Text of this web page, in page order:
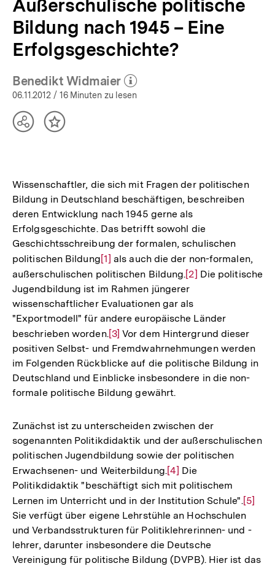
Außerschulische politische
Bildung nach 1945 – Eine
Erfolgsgeschichte?
Benedikt Widmaier
(Mehr zum Autor)
öffnen
06.11.2012 / 16 Minuten zu lesen
TeilenInhalt
Wissenschaftler, die sich mit Fragen der politischen
Bildung in Deutschland beschäftigen, beschreiben
deren Entwicklung nach 1945 gerne als
Erfolgsgeschichte. Das betrifft sowohl die
Geschichtsschreibung der formalen, schulischen
politischen BildungZur
Auflösung
der
Fußnote
[1] als auch die der non-formalen,
außerschulischen politischen Bildung.Zur
Auflösung
der
Fußnote
[2] Die politische
Jugendbildung ist im Rahmen jüngerer
wissenschaftlicher Evaluationen gar als
"Exportmodell" für andere europäische Länder
beschrieben worden.Zur
Auflösung
der
Fußnote
[3] Vor dem Hintergrund dieser
positiven Selbst- und Fremdwahrnehmungen werden
im Folgenden Rückblicke auf die politische Bildung in
Deutschland und Einblicke insbesondere in die non-
formale politische Bildung gewährt.
Zunächst ist zu unterscheiden zwischen der
sogenannten Politikdidaktik und der außerschulischen
politischen Jugendbildung sowie der politischen
Erwachsenen- und Weiterbildung.Zur
Auflösung
der
Fußnote
[4] Die
Politikdidaktik "beschäftigt sich mit politischem
Lernen im Unterricht und in der Institution Schule".Zur
der
[5]
Sie verfügt über eigene Lehrstühle an Hochschulen
und Verbandsstrukturen für Politiklehrerinnen- und -
lehrer, darunter insbesondere die Deutsche
Vereinigung für politische Bildung (DVPB). Hier ist das